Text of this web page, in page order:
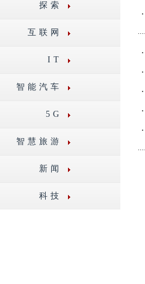
探索
互联网
IT
智能汽车
5G
智慧旅游
新闻
科技